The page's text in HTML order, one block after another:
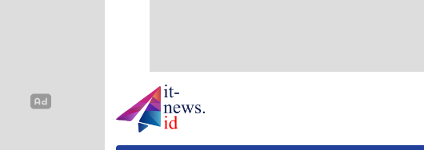
IT-NEWS
Update Cepat, Cerdas, dan Terpercaya